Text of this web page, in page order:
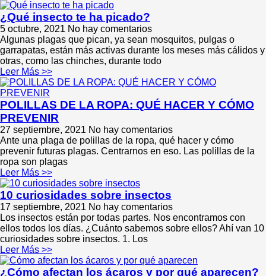
¿Qué insecto te ha picado?
5 octubre, 2021 No hay comentarios
Algunas plagas que pican, ya sean mosquitos, pulgas o
garrapatas, están más activas durante los meses más cálidos y
otras, como las chinches, durante todo
Leer Más >>
POLILLAS DE LA ROPA: QUÉ HACER Y CÓMO
PREVENIR
27 septiembre, 2021 No hay comentarios
Ante una plaga de polillas de la ropa, qué hacer y cómo
prevenir futuras plagas. Centrarnos en eso. Las polillas de la
ropa son plagas
Leer Más >>
10 curiosidades sobre insectos
17 septiembre, 2021 No hay comentarios
Los insectos están por todas partes. Nos encontramos con
ellos todos los días. ¿Cuánto sabemos sobre ellos? Ahí van 10
curiosidades sobre insectos. 1. Los
Leer Más >>
¿Cómo afectan los ácaros y por qué aparecen?